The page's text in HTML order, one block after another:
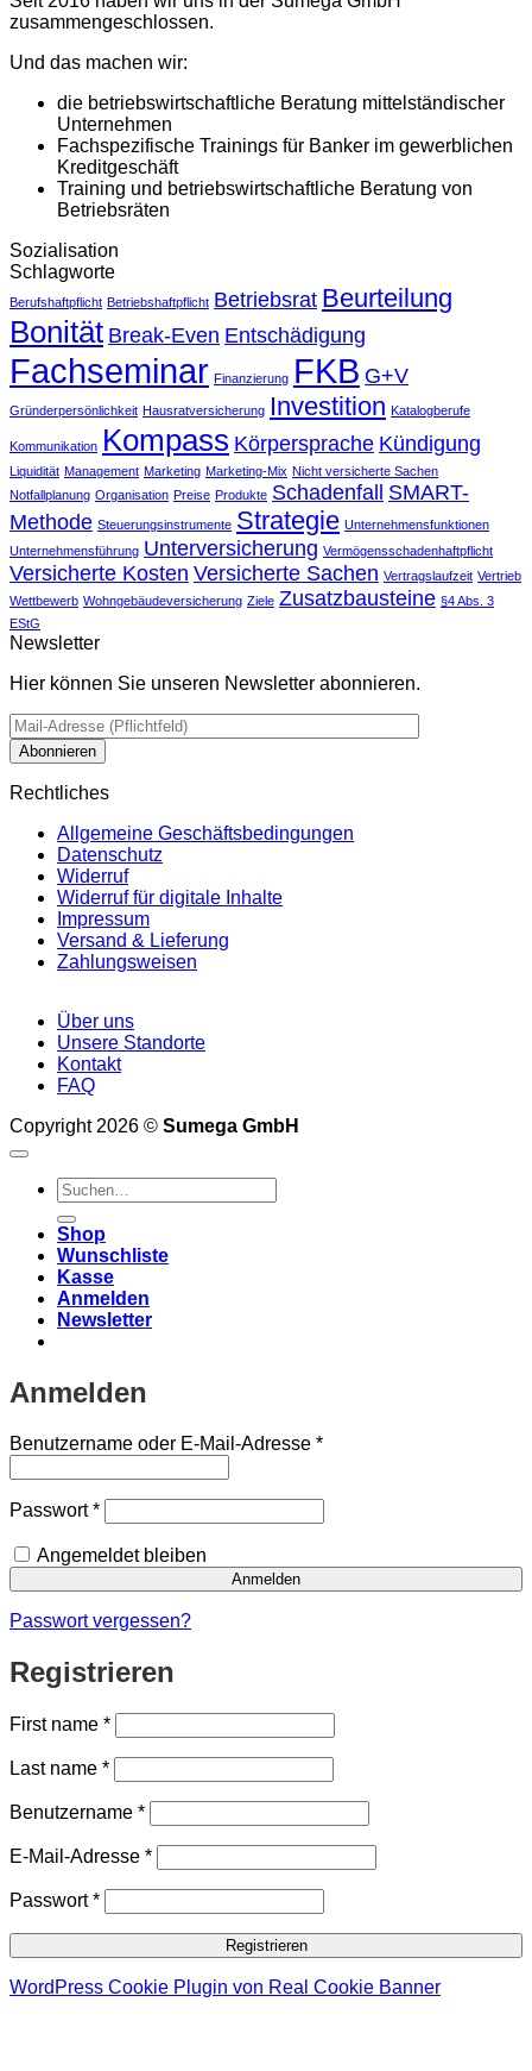
zusammengeschlossen.
Und das machen wir:
die betriebswirtschaftliche Beratung mittelständischer
Unternehmen
Fachspezifische Trainings für Banker im gewerblichen
Kreditgeschäft
Training und betriebswirtschaftliche Beratung von
Betriebsräten
Sozialisation
Schlagworte
Berufshaftpflicht Betriebshaftpflicht Betriebsrat Beurteilung
Bonität Break-Even Entschädigung
Fachseminar Finanzierung FKB G+V
Gründerpersönlichkeit Hausratversicherung Investition Katalogberufe
Kommunikation Kompass Körpersprache Kündigung
Liquidität Management Marketing Marketing-Mix Nicht versicherte Sachen
Notfallplanung Organisation Preise Produkte Schadenfall
SMART-
Methode Steuerungsinstrumente Strategie Unternehmensfunktionen
Unternehmensführung Unterversicherung Vermögensschadenhaftpflicht
Versicherte Kosten Versicherte Sachen Vertragslaufzeit Vertrieb
Wettbewerb Wohngebäudeversicherung Ziele Zusatzbausteine §4 Abs. 3
EStG
Newsletter
Hier können Sie unseren Newsletter abonnieren.
Rechtliches
Allgemeine Geschäftsbedingungen
Datenschutz
Widerruf
Widerruf für digitale Inhalte
Impressum
Versand & Lieferung
Zahlungsweisen
Über uns
Unsere Standorte
Kontakt
FAQ
Copyright 2026 © Sumega GmbH
Suchen
nach:
Shop
Wunschliste
Kasse
Anmelden
Newsletter
Anmelden
Benutzername oder E-Mail-Adresse *Erforderlich
Passwort*Erforderlich
Angemeldet bleiben
Anmelden
Passwort vergessen?
Registrieren
First name *
Last name *
Benutzername *Erforderlich
E-Mail-Adresse *Erforderlich
Passwort*Erforderlich
Registrieren
WordPress Cookie Plugin von Real Cookie Banner